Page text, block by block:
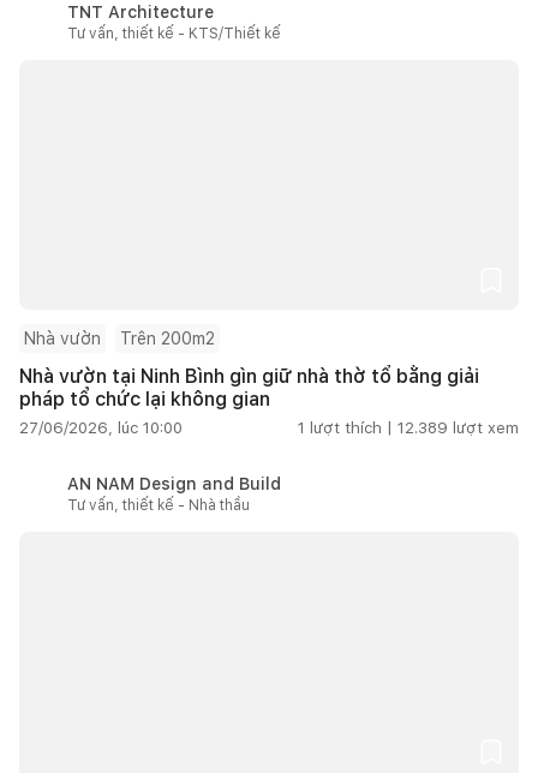
TNT Architecture
Tư vấn, thiết kế - KTS/Thiết kế
Nhà vườn Trên 200m2
Nhà vườn tại Ninh Bình gìn giữ nhà thờ tổ bằng giải
pháp tổ chức lại không gian
27/06/2026, lúc 10:00 1 lượt thích | 12.389 lượt xem
AN NAM Design and Build
Tư vấn, thiết kế - Nhà thầu